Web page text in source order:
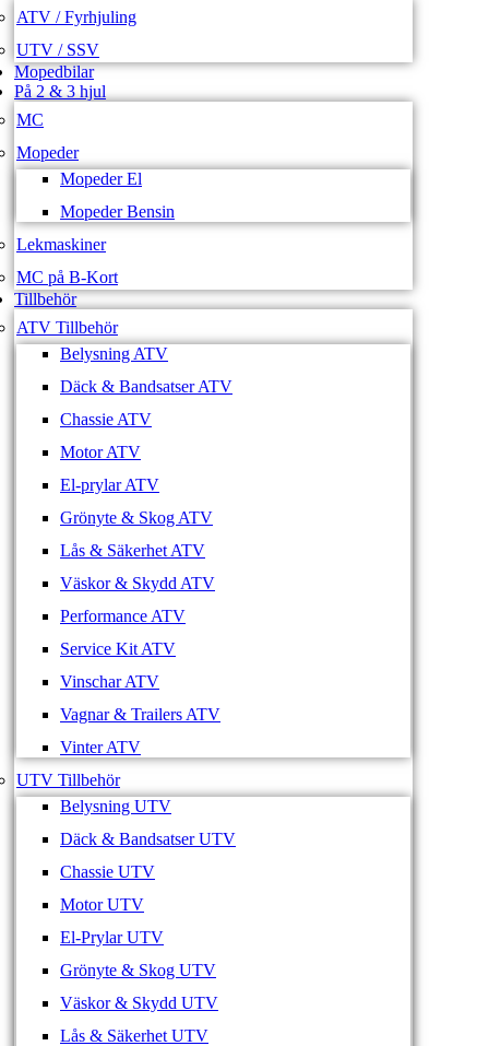
ATV / Fyrhjuling
UTV / SSV
Mopedbilar
På 2 & 3 hjul
MC
Mopeder
Mopeder El
Mopeder Bensin
Lekmaskiner
MC på B-Kort
Tillbehör
ATV Tillbehör
Belysning ATV
Däck & Bandsatser ATV
Chassie ATV
Motor ATV
El-prylar ATV
Grönyte & Skog ATV
Lås & Säkerhet ATV
Väskor & Skydd ATV
Performance ATV
Service Kit ATV
Vinschar ATV
Vagnar & Trailers ATV
Vinter ATV
UTV Tillbehör
Belysning UTV
Däck & Bandsatser UTV
Chassie UTV
Motor UTV
El-Prylar UTV
Grönyte & Skog UTV
Väskor & Skydd UTV
Lås & Säkerhet UTV